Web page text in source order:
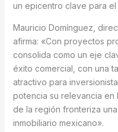
un epicentro clave para
Mauricio Domínguez,
afirma: «Con proyectos
consolida como un eje
éxito comercial, con una
atractivo para
potencia su relevancia en
de la región fronteriza
inmobiliario mexicano».